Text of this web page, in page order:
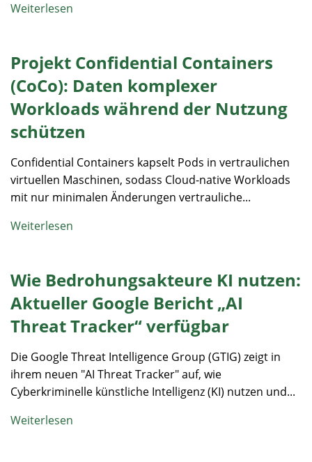
Weiterlesen
Projekt Confidential Containers
(CoCo): Daten komplexer
Workloads während der Nutzung
schützen
Confidential Containers kapselt Pods in vertraulichen
virtuellen Maschinen, sodass Cloud-native Workloads
mit nur minimalen Änderungen vertrauliche...
Weiterlesen
Wie Bedrohungsakteure KI nutzen:
Aktueller Google Bericht „AI
Threat Tracker“ verfügbar
Die Google Threat Intelligence Group (GTIG) zeigt in
ihrem neuen "AI Threat Tracker" auf, wie
Cyberkriminelle künstliche Intelligenz (KI) nutzen und...
Weiterlesen